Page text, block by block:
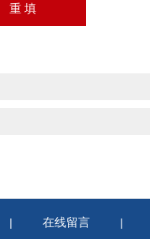
| 在线留言 |